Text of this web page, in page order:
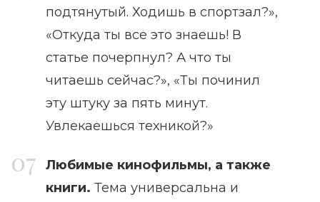
подтянутый. Ходишь в спортзал?»,
«Откуда ты все это знаешь! В
статье почерпнул? А что ты
читаешь сейчас?», «Ты починил
эту штуку за пять минут.
Увлекаешься техникой?»
Любимые кинофильмы, а также
книги. Тема универсальна и